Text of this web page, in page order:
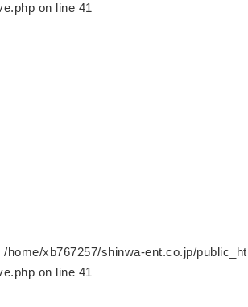
on line 41
/home/xb767257/shinwa-ent.co.jp/
on line 41